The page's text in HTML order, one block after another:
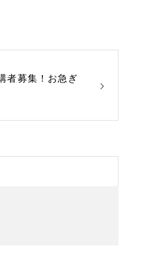
者募集！お急ぎ